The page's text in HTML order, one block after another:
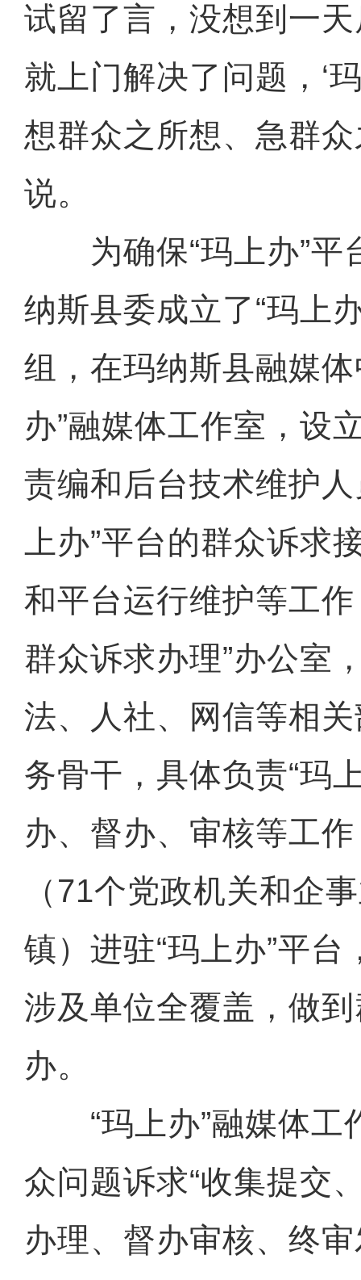
试留了言，没想到一
就上门解决了问题，‘
想群众之所想、急群
说。
为确保“玛上办”平
纳斯县委成立了“玛上
组，在玛纳斯县融媒
办”融媒体工作室，设
责编和后台技术维护
上办”平台的群众诉求
和平台运行维护等工
群众诉求办理”办公室
法、人社、网信等相
务骨干，具体负责“玛
办、督办、审核等工
（71个党政机关和企
镇）进驻“玛上办”平
涉及单位全覆盖，做
办。
“玛上办”融媒体工
众问题诉求“收集提交
办理、督办审核、终审